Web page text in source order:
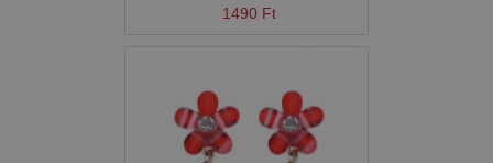
1490 Ft